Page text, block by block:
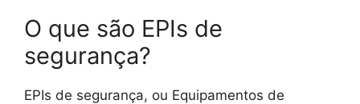
O que são EPIs de
segurança?
EPIs de segurança, ou Equipamentos de